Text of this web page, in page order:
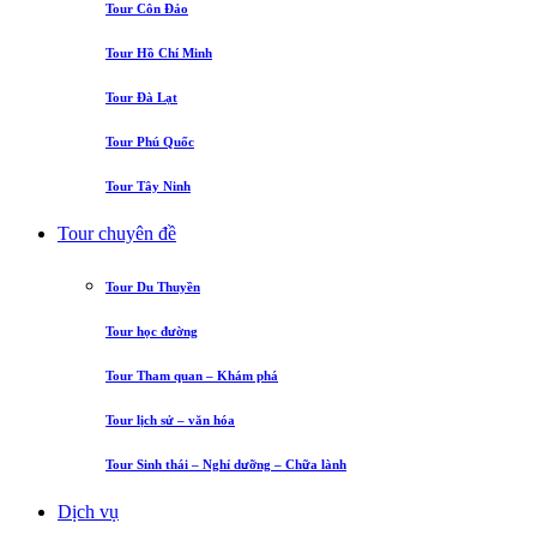
Tour Côn Đảo
Tour Hồ Chí Minh
Tour Đà Lạt
Tour Phú Quốc
Tour Tây Ninh
Tour chuyên đề
Tour Du Thuyền
Tour học đường
Tour Tham quan – Khám phá
Tour lịch sử – văn hóa
Tour Sinh thái – Nghỉ dưỡng – Chữa lành
Dịch vụ